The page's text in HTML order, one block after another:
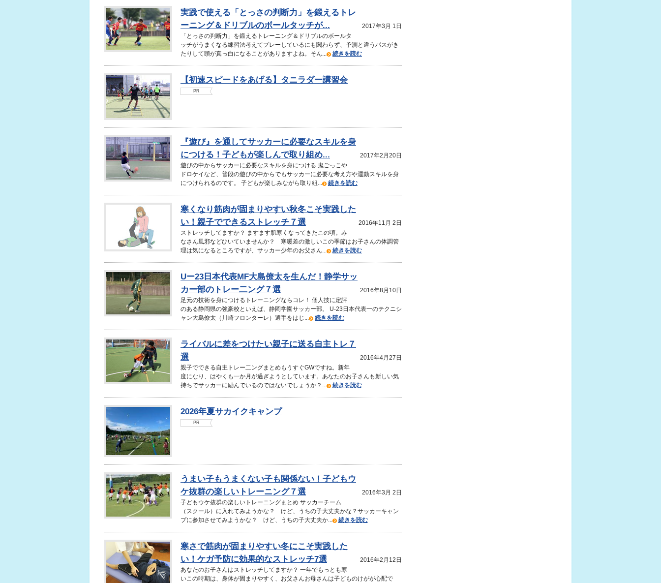
実践で使える「とっさの判断力」を鍛えるトレ
ーニング＆ドリブルのボールタッチが...
2017年3月 1日
「とっさの判断力」を鍛えるトレーニング＆ドリブルのボールタ
ッチがうまくなる練習法考えてプレーしているにも関わらず、予測と違うパスがき
たりして頭が真っ白になることがありますよね。そん...
続きを読む
【初速スピードをあげる】タニラダー講習会
PR
『遊び』を通してサッカーに必要なスキルを身
につける！子どもが楽しんで取り組め...
2017年2月20日
遊びの中からサッカーに必要なスキルを身につける 鬼ごっこや
ドロケイなど、普段の遊びの中からでもサッカーに必要な考え方や運動スキルを身
につけられるのです。 子どもが楽しみながら取り組...
続きを読む
寒くなり筋肉が固まりやすい秋冬こそ実践した
い！親子でできるストレッチ７選
2016年11月 2日
ストレッチしてますか？ ますます肌寒くなってきたこの頃。み
なさん風邪などひいていませんか？ 寒暖差の激しいこの季節はお子さんの体調管
理は気になるところですが、サッカー少年のお父さん...
続きを読む
Uー23日本代表MF大島僚太を生んだ！静学サッ
カー部のトレー二ング７選
2016年8月10日
足元の技術を身につけるトレーニングならコレ！ 個人技に定評
のある静岡県の強豪校といえば、静岡学園サッカー部。 U-23日本代表一のテクニシ
ャン大島僚太（川崎フロンターレ）選手をはじ...
続きを読む
ライバルに差をつけたい親子に送る自主トレ７
選
2016年4月27日
親子でできる自主トレー二ングまとめもうすぐGWですね。新年
度になり、はやくも一か月が過ぎようとしています。あなたのお子さんも新しい気
持ちでサッカーに励んでいるのではないでしょうか？...
続きを読む
2026年夏サカイクキャンプ
PR
うまい子もうまくない子も関係ない！子どもウ
ケ抜群の楽しいトレーニング７選
2016年3月 2日
子どもウケ抜群の楽しいトレーニングまとめ サッカーチーム
（スクール）に入れてみようかな？ けど、うちの子大丈夫かな？サッカーキャン
プに参加させてみようかな？ けど、うちの子大丈夫か...
続きを読む
寒さで筋肉が固まりやすい冬にこそ実践した
い！ケガ予防に効果的なストレッチ7選
2016年2月12日
あなたのお子さんはストレッチしてますか？ 一年でもっとも寒
いこの時期は、身体が固まりやすく、お父さんお母さんは子どものけがが心配で